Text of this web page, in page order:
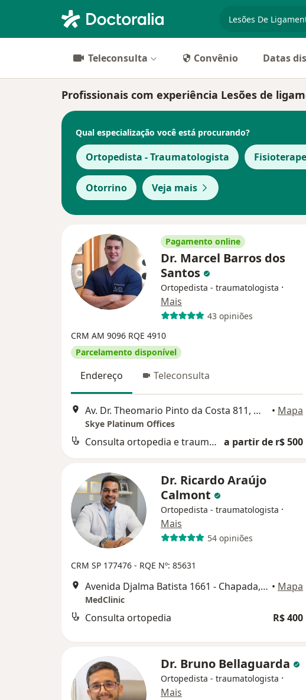
Teleconsulta Convênio Datas
Profissionais com experiência Lesões de
Qual especialização você está procurando?
Ortopedista - Traumatologista
Otorrino Veja mais
Pagamento online
Dr. Marcel Barros dos
Santos
Ortopedista - traumatologista ·
Mais
43 opiniões
CRM AM 9096 RQE 4910
Parcelamento disponível
Endereço Teleconsulta
Av. Dr. Theomario Pinto da Costa 811, Manaus • Mapa
Skye Platinum Offices
Consulta ortopedia e traumatologia a partir de r$ 500
Dr. Ricardo Araújo
Calmont
Ortopedista - traumatologista ·
Mais
54 opiniões
CRM SP 177476 - RQE Nº: 85631
Avenida Djalma Batista 1661 - Chapada, Manaus • Mapa
MedClinic
Consulta ortopedia R$ 400
Dr. Bruno Bellaguarda
Ortopedista - traumatologista ·
Mais